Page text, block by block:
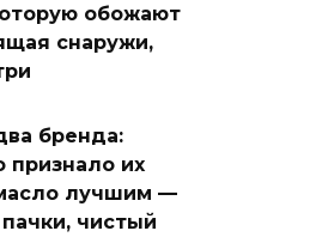
обожают
снаружи,
бренда:
признало их
лучшим —
чистый